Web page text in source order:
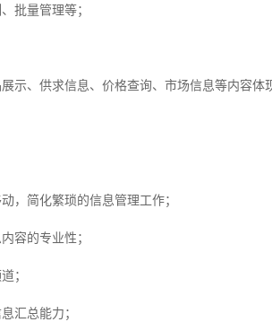
批量管理等；
、供求信息、价格查询、市场信息等内容体
简化繁琐的信息管理工作；
容的专业性；
；
汇总能力；